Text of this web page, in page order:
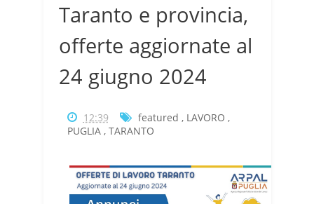
Taranto e provincia,
offerte aggiornate al
24 giugno 2024
12:39 featured , LAVORO ,
PUGLIA, TARANTO